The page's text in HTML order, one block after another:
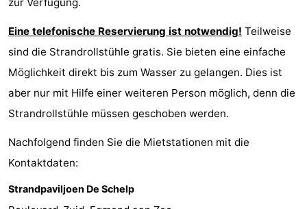
zur Verfügung.
Eine telefonische Reservierung ist notwendig! Teilweise
sind die Strandrollstühle gratis. Sie bieten eine einfache
Möglichkeit direkt bis zum Wasser zu gelangen. Dies ist
aber nur mit Hilfe einer weiteren Person möglich, denn die
Strandrollstühle müssen geschoben werden.
Nachfolgend finden Sie die Mietstationen mit die
Kontaktdaten:
Strandpaviljoen De Schelp